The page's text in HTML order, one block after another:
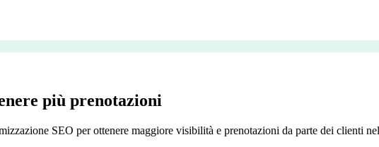
più prenotazioni
SEO per ottenere maggiore visibilità e prenotazioni da parte dei clienti